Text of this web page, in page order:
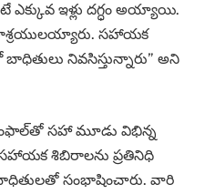
ఇళ్లు దగ్ధం అయ్యాయి.
సహాయక
బాధితులు నివసిస్తున్నారు” అని
సహా మూడు విభిన్న
శిబిరాలను ప్రతినిధి
బాధితులతో సంభాషించారు. వారి